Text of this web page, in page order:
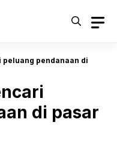
pendanaan di
di pasar